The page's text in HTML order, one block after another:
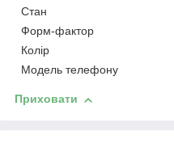
Стан
Форм-фактор
Колір
Модель телефону
Приховати